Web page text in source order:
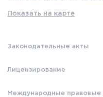
Показать на карте
Законодательные акты
Лицензирование
Международные правовые